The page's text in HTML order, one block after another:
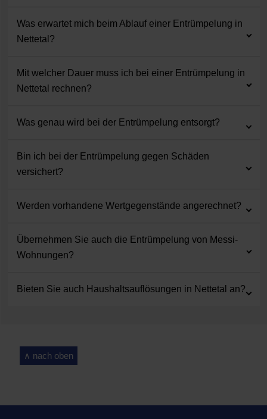
Was erwartet mich beim Ablauf einer Entrümpelung in
Nettetal?
Mit welcher Dauer muss ich bei einer Entrümpelung in
Nettetal rechnen?
Was genau wird bei der Entrümpelung entsorgt?
Bin ich bei der Entrümpelung gegen Schäden
versichert?
Werden vorhandene Wertgegenstände angerechnet?
Übernehmen Sie auch die Entrümpelung von Messi-
Wohnungen?
Bieten Sie auch Haushaltsauflösungen in Nettetal an?
∧ nach oben